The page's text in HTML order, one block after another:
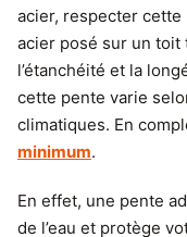
acier, respecter cette
acier posé sur un
l’étanchéité et la
cette pente varie
climatiques. En
minimum.
En effet, une pente
de l’eau et protège